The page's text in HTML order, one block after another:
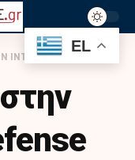
ELECTRONICS ΓΙΑ ΤΟ ΒΛΉΜΑ ESSM
EL